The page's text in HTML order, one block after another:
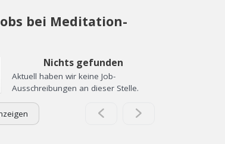
bei Meditation-
Nichts gefunden
Aktuell haben wir keine Job-
Ausschreibungen an dieser Stelle.